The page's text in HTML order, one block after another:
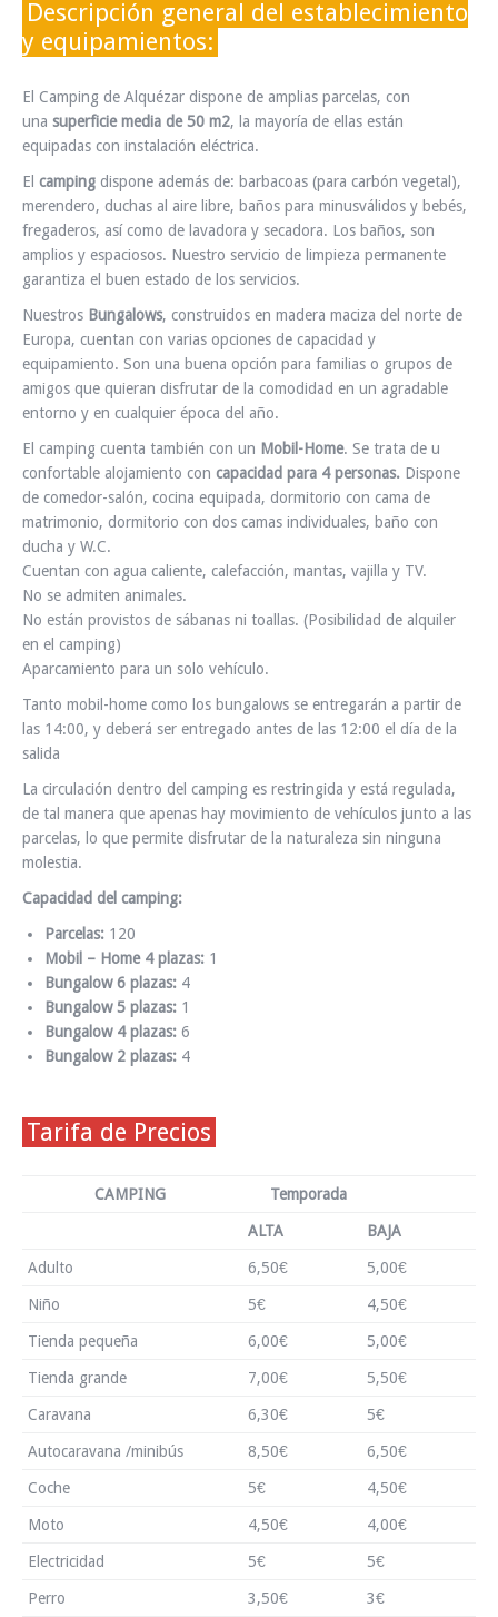
INFO Y RESERVAS
Descripción general del establecimiento
y equipamientos:
El Camping de Alquézar dispone de amplias parcelas, con
una superficie media de 50 m2, la mayoría de ellas están
equipadas con instalación eléctrica.
El camping dispone además de: barbacoas (para carbón vegetal),
merendero, duchas al aire libre, baños para minusválidos y bebés,
fregaderos, así como de lavadora y secadora. Los baños, son
amplios y espaciosos. Nuestro servicio de limpieza permanente
garantiza el buen estado de los servicios.
Nuestros Bungalows, construidos en madera maciza del norte de
Europa, cuentan con varias opciones de capacidad y
equipamiento. Son una buena opción para familias o grupos de
amigos que quieran disfrutar de la comodidad en un agradable
entorno y en cualquier época del año.
El camping cuenta también con un Mobil-Home. Se trata de u
confortable alojamiento con capacidad para 4 personas. Dispone
de comedor-salón, cocina equipada, dormitorio con cama de
matrimonio, dormitorio con dos camas individuales, baño con
ducha y W.C.
Cuentan con agua caliente, calefacción, mantas, vajilla y TV.
No se admiten animales.
No están provistos de sábanas ni toallas. (Posibilidad de alquiler
en el camping)
Aparcamiento para un solo vehículo.
Tanto mobil-home como los bungalows se entregarán a partir de
las 14:00, y deberá ser entregado antes de las 12:00 el día de la
salida
La circulación dentro del camping es restringida y está regulada,
de tal manera que apenas hay movimiento de vehículos junto a las
parcelas, lo que permite disfrutar de la naturaleza sin ninguna
molestia.
Capacidad del camping:
Parcelas: 120
Mobil – Home 4 plazas: 1
Bungalow 6 plazas: 4
Bungalow 5 plazas: 1
Bungalow 4 plazas: 6
Bungalow 2 plazas: 4
Tarifa de Precios
CAMPING Temporada
ALTA BAJA
Adulto 6,50€ 5,00€
Niño 5€ 4,50€
Tienda pequeña 6,00€ 5,00€
Tienda grande 7,00€ 5,50€
Caravana 6,30€ 5€
Autocaravana /minibús 8,50€ 6,50€
Coche 5€ 4,50€
Moto 4,50€ 4,00€
Electricidad 5€ 5€
Perro 3,50€ 3€